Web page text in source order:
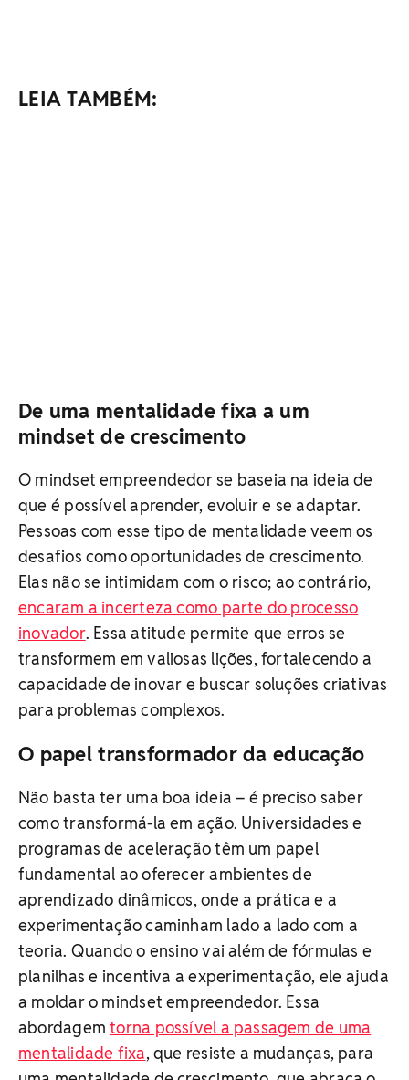
LEIA TAMBÉM:
De uma mentalidade fixa a um
mindset de crescimento
O mindset empreendedor se baseia na ideia de
que é possível aprender, evoluir e se adaptar.
Pessoas com esse tipo de mentalidade veem os
desafios como oportunidades de crescimento.
Elas não se intimidam com o risco; ao contrário,
encaram a incerteza como parte do processo
inovador. Essa atitude permite que erros se
transformem em valiosas lições, fortalecendo a
capacidade de inovar e buscar soluções criativas
para problemas complexos.
O papel transformador da educação
Não basta ter uma boa ideia – é preciso saber
como transformá-la em ação. Universidades e
programas de aceleração têm um papel
fundamental ao oferecer ambientes de
aprendizado dinâmicos, onde a prática e a
experimentação caminham lado a lado com a
teoria. Quando o ensino vai além de fórmulas e
planilhas e incentiva a experimentação, ele ajuda
a moldar o mindset empreendedor. Essa
abordagemtorna possível a passagem de uma
mentalidade fixa, que resiste a mudanças, para